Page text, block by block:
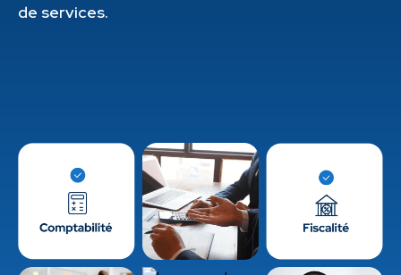
de services.